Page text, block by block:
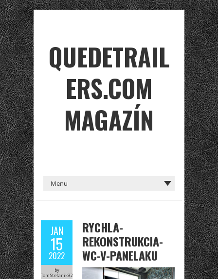
QUEDETRAIL
ERS.COM
MAGAZÍN
JAN
15
2022
by
TomStefanik92
RYCHLA-
REKONSTRUKCIA-
WC-V-PANELAKU